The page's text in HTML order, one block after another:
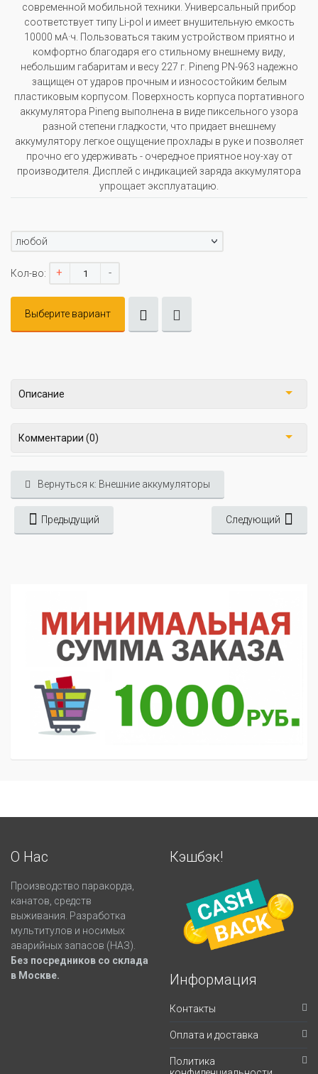
современной мобильной техники. Универсальный прибор
соответствует типу Li-pol и имеет внушительную емкость
10000 мА·ч. Пользоваться таким устройством приятно и
комфортно благодаря его стильному внешнему виду,
небольшим габаритам и весу 227 г. Pineng PN-963 надежно
защищен от ударов прочным и износостойким белым
пластиковым корпусом. Поверхность корпуса портативного
аккумулятора Pineng выполнена в виде пиксельного узора
разной степени гладкости, что придает внешнему
аккумулятору легкое ощущение прохлады в руке и позволяет
прочно его удерживать - очередное приятное ноу-хау от
производителя. Дисплей с индикацией заряда аккумулятора
упрощает эксплуатацию.
любой
Кол-во: + -
Выберите вариант
Описание
Комментарии (0)
Вернуться к: Внешние аккумуляторы
Предыдущий Следующий
О Нас
Производство паракорда,
канатов, средств
выживания. Разработка
мультитулов и носимых
аварийных запасов (НАЗ).
Без посредников со склада
в Москве.
Кэшбэк!
Информация
Контакты
Оплата и доставка
Политика